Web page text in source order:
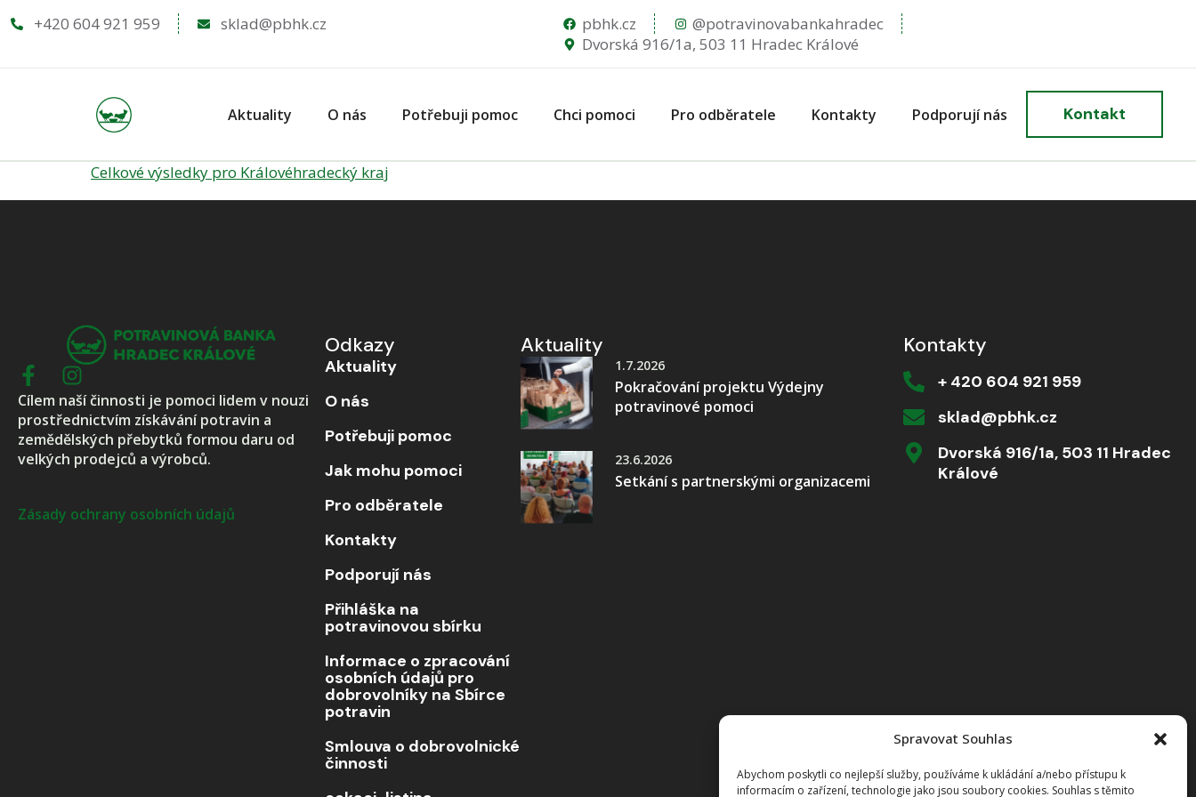
Spravovat Souhlas
Abychom poskytli co nejlepší služby, používáme k ukládání a/nebo přístupu k
informacím o zařízení, technologie jako jsou soubory cookies. Souhlas s těmito
+420 604 921 959 sklad@pbhk.cz pbhk.cz
@potravinovabankahradec
Dvorská 916/1a, 503 11 Hradec Králové
Aktuality O nás Potřebuji pomoc Chci pomoci Pro odběratele Kontakty Podporují nás Kontakt
Celkové výsledky pro Královéhradecký kraj
Cílem naší činnosti je pomoci lidem v nouzi
prostřednictvím získávání potravin a
zemědělských přebytků formou daru od
velkých prodejců a výrobců.
Zásady ochrany osobních údajů
Odkazy
Aktuality
O nás
Potřebuji pomoc
Jak mohu pomoci
Pro odběratele
Kontakty
Podporují nás
Přihláška na
potravinovou sbírku
Informace o zpracování
osobních údajů pro
dobrovolníky na Sbírce
potravin
Smlouva o dobrovolnické
činnosti
Aktuality
1.7.2026
Pokračování projektu Výdejny
potravinové pomoci
23.6.2026
Setkání s partnerskými organizacemi
Kontakty
+ 420 604 921 959
sklad@pbhk.cz
Dvorská 916/1a, 503 11 Hradec
Králové